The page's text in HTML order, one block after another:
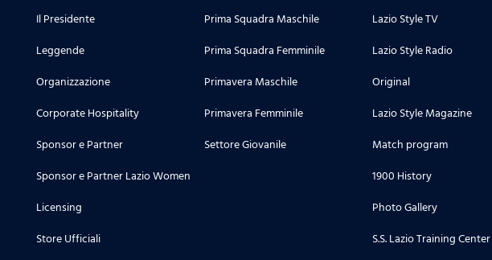
Il Presidente
Leggende
Organizzazione
Corporate Hospitality
Sponsor e Partner
Sponsor e Partner Lazio Women
Licensing
Store Ufficiali
Prima Squadra Maschile
Prima Squadra Femminile
Primavera Maschile
Primavera Femminile
Settore Giovanile
Lazio Style TV
Lazio Style Radio
Original
Lazio Style Magazine
Match program
1900 History
Photo Gallery
S.S. Lazio Training Center